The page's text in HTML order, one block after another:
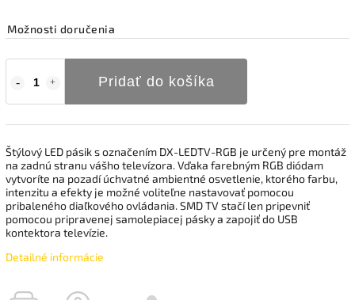
Možnosti doručenia
Pridať do košíka
Štýlový LED pásik s označením DX-LEDTV-RGB je určený pre montáž
na zadnú stranu vášho televízora. Vďaka farebným RGB diódam
vytvoríte na pozadí úchvatné ambientné osvetlenie, ktorého farbu,
intenzitu a efekty je možné voliteľne nastavovať pomocou
pribaleného diaľkového ovládania. SMD TV stačí len pripevniť
pomocou pripravenej samolepiacej pásky a zapojiť do USB
kontektora televízie.
Detailné informácie